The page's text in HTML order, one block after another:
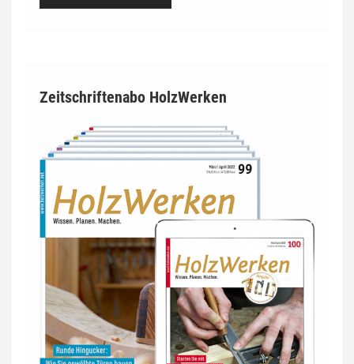
Zeitschriftenabo HolzWerken